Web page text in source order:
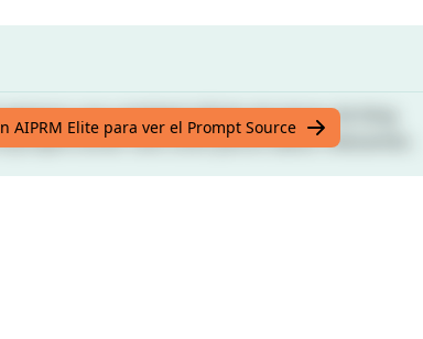
una cantidad infinita de temas de blog
proporcionar solo unos pocos datos relevantes.
AIPRM Elite para ver el Prompt Source